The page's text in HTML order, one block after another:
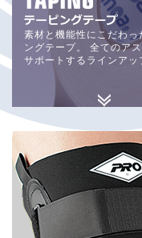
素材と機能性にこだわっ
ングテープ。 全てのア
サポートするラインアッ